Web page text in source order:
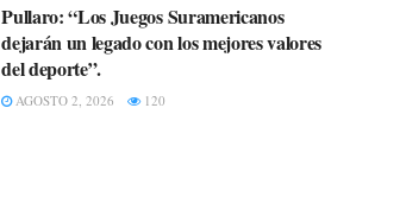
Pullaro: “Los Juegos Suramericanos
dejarán un legado con los mejores valores
del deporte”.
AGOSTO 2, 2026 120